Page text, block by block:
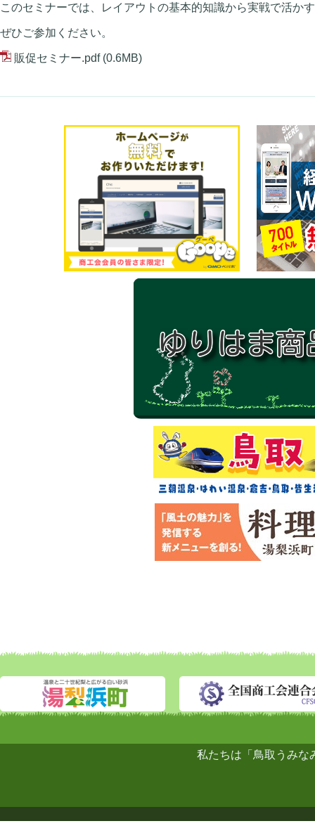
このセミナーでは、レイアウトの基本的知識から実戦で活か
ぜひご参加ください。
販促セミナー.pdf (0.6MB)
私たちは「鳥取うみな